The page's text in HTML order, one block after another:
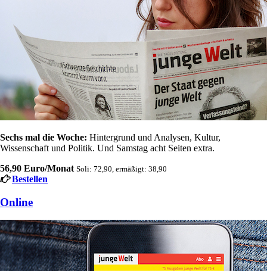
Sechs mal die Woche: Hintergrund und Analysen, Kultur,
Wissenschaft und Politik. Und Samstag acht Seiten extra.
56,90 Euro/Monat Soli: 72,90, ermäßigt: 38,90
Bestellen
Online